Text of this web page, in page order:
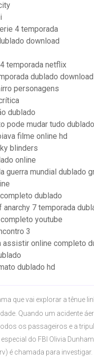
4 temporada
download
temporada netflix
dublado
personagens
dublado
pode mudar tudo dublado
filme online hd
blinders
online
guerra mundial dublado
dublado
anarchy 7 temporada
youtube
3
assistir online completo
dublado hd
que vai explorar a tênue
Quando um acidente
os passageiros e a
do FBI Olivia
é chamada para investigar.